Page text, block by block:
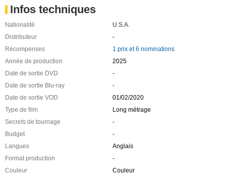
Infos techniques
Nationalité
U.S.A.
Distributeur
-
Récompenses
1 prix et 6 nominations
Année de production
2025
Date de sortie DVD
-
Date de sortie Blu-ray
-
Date de sortie VOD
01/02/2020
Type de film
Long métrage
Secrets de tournage
-
Budget
-
Langues
Anglais
Format production
-
Couleur
Couleur